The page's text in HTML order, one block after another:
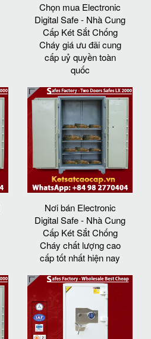
Chọn mua Electronic
Digital Safe - Nhà Cung
Cấp Két Sắt Chống
Cháy giá ưu đãi cung
cấp uỷ quyền toàn
quốc
Nơi bán Electronic
Digital Safe - Nhà Cung
Cấp Két Sắt Chống
Cháy chất lượng cao
cấp tốt nhất hiện nay